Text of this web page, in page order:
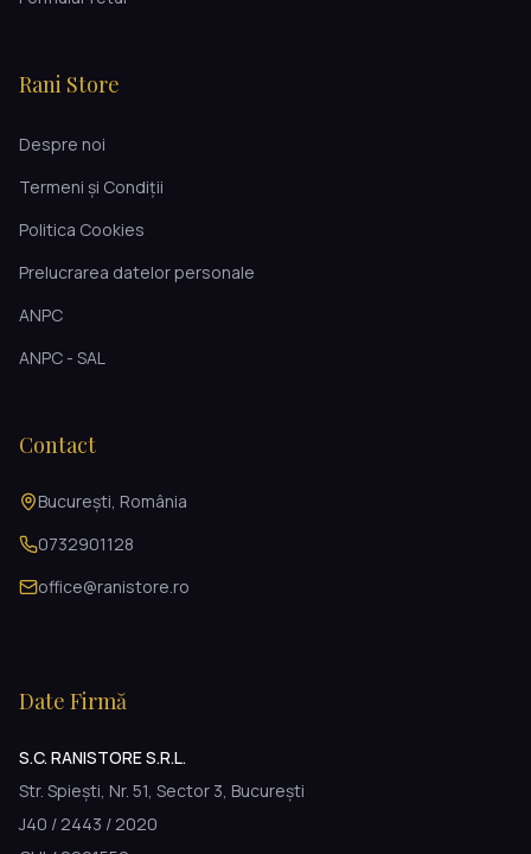
Rani Store
Despre noi
Termeni și Condiții
Politica Cookies
Prelucrarea datelor personale
ANPC
ANPC - SAL
Contact
București, România
0732901128
office@ranistore.ro
Date Firmă
S.C. RANISTORE S.R.L.
Str. Spiești, Nr. 51, Sector 3, București
J40 / 2443 / 2020